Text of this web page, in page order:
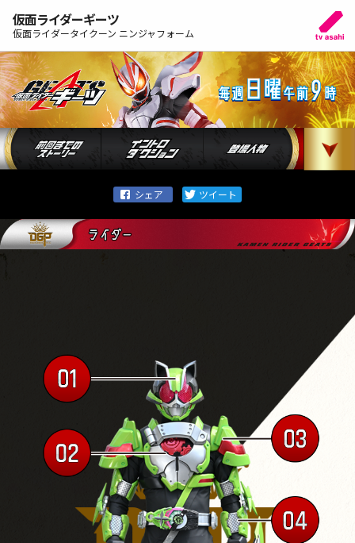
仮面ライダーギーツ
仮面ライダータイクーン ニンジャフォーム